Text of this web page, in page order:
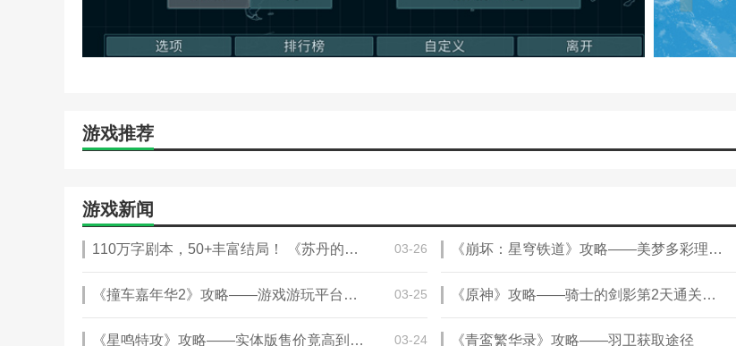
标并赢得游戏。
本站为您提供虚拟国家 中文二战版的 手机游戏 ，欢迎大家记住本站网址，本站是您下载安卓手游app最好的网站！
游戏推荐
游戏新闻
110万字剧本，50+丰富结局！ 《苏丹的游戏》攻略——3月31日正式发售 03-26 《崩坏：星穹铁道》攻略——美梦多彩理想自由成就攻略
《撞车嘉年华2》攻略——游戏游玩平台介绍 03-25 《原神》攻略——骑士的剑影第2天通关攻略
《星鸣特攻》攻略——实体版售价竟高到离谱！有人要收藏吗？ 03-24 《青鸾繁华录》攻略——羽卫获取途径